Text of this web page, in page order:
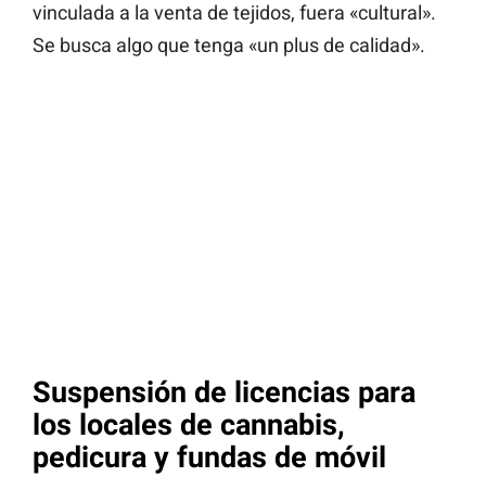
vinculada a la venta de tejidos, fuera «cultural».
Se busca algo que tenga «un plus de calidad».
Suspensión de licencias para
los locales de cannabis,
pedicura y fundas de móvil